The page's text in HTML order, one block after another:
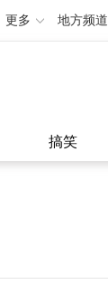
更多 地方频道
搞笑